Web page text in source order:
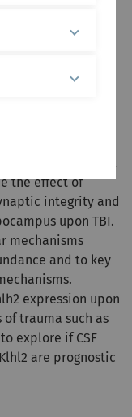
the TBI role of
regulators of
RNAs
through
We show that
are
show that
most abundant
of spatial
the effect of
integrity and
upon TBI.
mechanisms
and to key
expression upon
trauma such as
explore if CSF
are prognostic